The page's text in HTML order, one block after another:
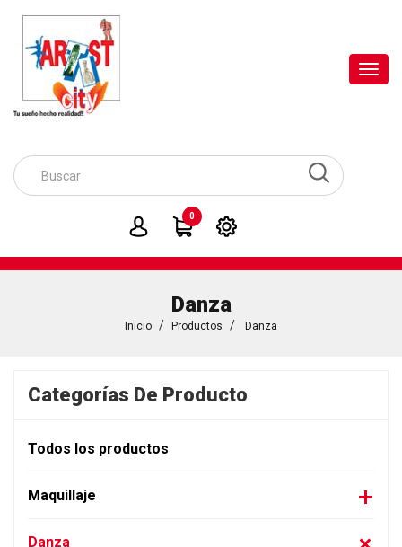
0
Danza
Inicio Productos Danza
Categorías De Producto
Todos los productos
Maquillaje
Danza